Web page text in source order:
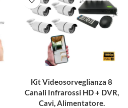
Kit Videosorveglianza 8
Canali Infrarossi HD + DVR,
Cavi, Alimentatore.